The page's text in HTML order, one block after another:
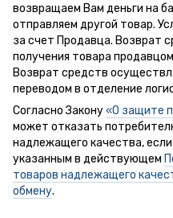
возвращаем Вам деньги на
отправляем другой товар.
за счет Продавца. Возврат
получения товара
Возврат средств
переводом в отделение
Согласно Закону«О защите
может отказать
надлежащего качества,
указанным в действующем
товаров надлежащего
обмену.